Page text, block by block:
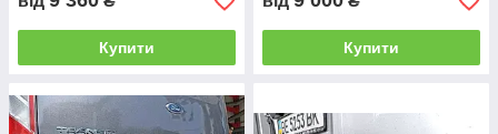
Купити Купити